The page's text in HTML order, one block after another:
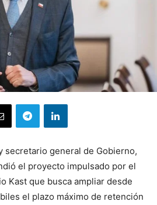
secretario general de Gobierno,
el proyecto impulsado por el
Kast que busca ampliar desde
el plazo máximo de retención